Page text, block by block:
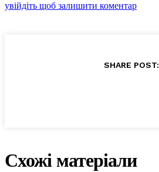
увійдіть щоб залишити коментар
SHARE POST:
Схожі матеріали